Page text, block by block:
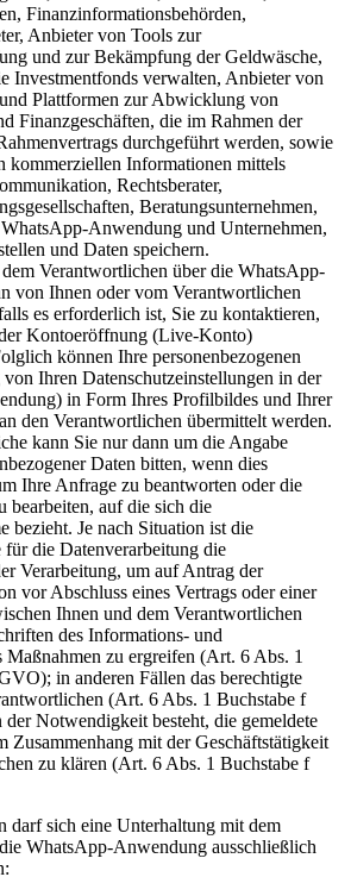
Finanzinformationsbehörden,
Anbieter von Tools zur
und zur Bekämpfung der Geldwäsche,
Investmentfonds verwalten, Anbieter von
Plattformen zur Abwicklung von
Finanzgeschäften, die im Rahmen der
durchgeführt werden, sowie
kommerziellen Informationen mittels
Rechtsberater,
Beratungsunternehmen,
Anwendung und Unternehmen,
und Daten speichern.
Verantwortlichen über die WhatsApp-
von Ihnen oder vom Verantwortlichen
es erforderlich ist, Sie zu kontaktieren,
Kontoeröffnung (Live-Konto)
können Ihre personenbezogenen
Ihren Datenschutzeinstellungen in der
in Form Ihres Profilbildes und Ihrer
den Verantwortlichen übermittelt werden.
kann Sie nur dann um die Angabe
Daten bitten, wenn dies
Ihre Anfrage zu beantworten oder die
bearbeiten, auf die sich die
bezieht. Je nach Situation ist die
für die Datenverarbeitung die
Verarbeitung, um auf Antrag der
vor Abschluss eines Vertrags oder einer
Ihnen und dem Verantwortlichen
des Informations- und
Maßnahmen zu ergreifen (Art. 6 Abs. 1
in anderen Fällen das berechtigte
(Art. 6 Abs. 1 Buchstabe f
Notwendigkeit besteht, die gemeldete
Zusammenhang mit der Geschäftstätigkeit
zu klären (Art. 6 Abs. 1 Buchstabe f
darf sich eine Unterhaltung mit dem
WhatsApp-Anwendung ausschließlich